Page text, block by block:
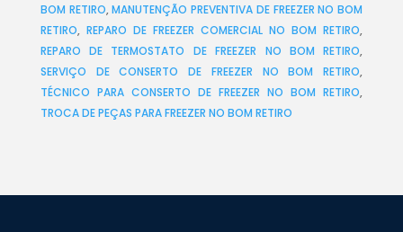
BOM RETIRO,MANUTENÇÃO PREVENTIVA DE FREEZER NO BOM
RETIRO, REPARO DE FREEZER COMERCIAL NO BOM RETIRO,
REPARO DE TERMOSTATO DE FREEZER NO BOM RETIRO,
SERVIÇO DE CONSERTO DE FREEZER NO BOM RETIRO,
TÉCNICO PARA CONSERTO DE FREEZER NO BOM RETIRO,
TROCA DE PEÇAS PARA FREEZER NO BOM RETIRO